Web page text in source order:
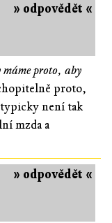
» odpovědět «
proto, aby
proto,
není tak
mzda a
» odpovědět «